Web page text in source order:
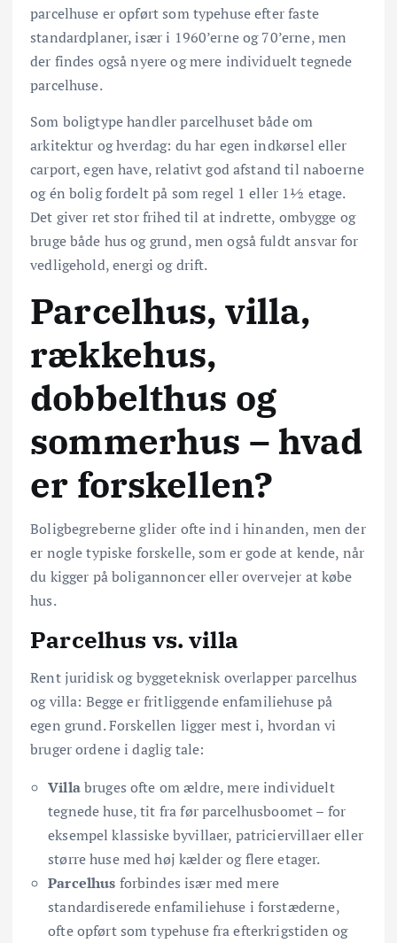
parcelhuse er opført som typehuse efter faste
standardplaner, især i 1960’erne og 70’erne, men
der findes også nyere og mere individuelt tegnede
parcelhuse.
Som boligtype handler parcelhuset både om
arkitektur og hverdag: du har egen indkørsel eller
carport, egen have, relativt god afstand til naboerne
og én bolig fordelt på som regel 1 eller 1½ etage.
Det giver ret stor frihed til at indrette, ombygge og
bruge både hus og grund, men også fuldt ansvar for
vedligehold, energi og drift.
Parcelhus, villa,
rækkehus,
dobbelthus og
sommerhus – hvad
er forskellen?
Boligbegreberne glider ofte ind i hinanden, men der
er nogle typiske forskelle, som er gode at kende, når
du kigger på boligannoncer eller overvejer at købe
hus.
Parcelhus vs. villa
Rent juridisk og byggeteknisk overlapper parcelhus
og villa: Begge er fritliggende enfamiliehuse på
egen grund. Forskellen ligger mest i, hvordan vi
bruger ordene i daglig tale:
Villabruges ofte om ældre, mere individuelt
tegnede huse, tit fra før parcelhusboomet – for
eksempel klassiske byvillaer, patriciervillaer eller
større huse med høj kælder og flere etager.
Parcelhus forbindes især med mere
standardiserede enfamiliehuse i forstæderne,
ofte opført som typehuse fra efterkrigstiden og